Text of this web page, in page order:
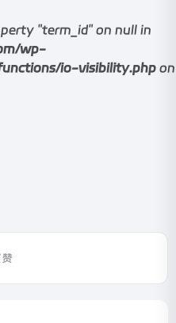
"term_id" on null in
wp-
io-visibility.php on